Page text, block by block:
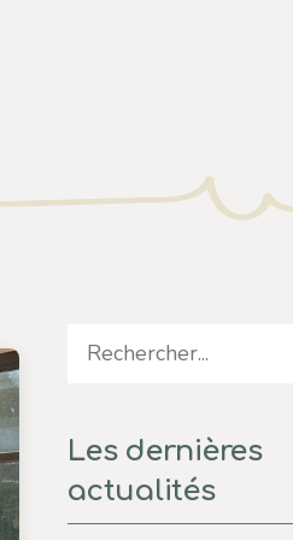
Search
Les dernières
actualités